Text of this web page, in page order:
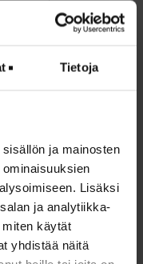
Tietoja
ja mainosten
Lisäksi
ja analytiikka-
käytät
yhdistää näitä
voi kysyä myös
ja arempikin ihminen
Isännöintiliiton